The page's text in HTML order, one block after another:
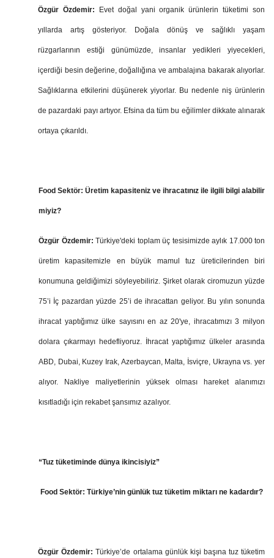
Özgür Özdemir: Evet doğal yani organik ürünlerin tüketimi son
yıllarda artış gösteriyor. Doğala dönüş ve sağlıklı yaşam
rüzgarlarının estiği günümüzde, insanlar yedikleri yiyecekleri,
içerdiği besin değerine, doğallığına ve ambalajına bakarak alıyorlar.
Sağlıklarına etkilerini düşünerek yiyorlar. Bu nedenle niş ürünlerin
de pazardaki payı artıyor. Efsina da tüm bu eğilimler dikkate alınarak
ortaya çıkarıldı.
Food Sektör: Üretim kapasiteniz ve ihracatınız ile ilgili bilgi alabilir
miyiz?
Özgür Özdemir: Türkiye'deki toplam üç tesisimizde aylık 17.000 ton
üretim kapasitemizle en büyük mamul tuz üreticilerinden biri
konumuna geldiğimizi söyleyebiliriz. Şirket olarak ciromuzun yüzde
75’i İç pazardan yüzde 25’i de ihracattan geliyor. Bu yılın sonunda
ihracat yaptığımız ülke sayısını en az 20'ye, ihracatımızı 3 milyon
dolara çıkarmayı hedefliyoruz. İhracat yaptığımız ülkeler arasında
ABD, Dubai, Kuzey Irak, Azerbaycan, Malta, İsviçre, Ukrayna vs. yer
alıyor. Nakliye maliyetlerinin yüksek olması hareket alanımızı
kısıtladığı için rekabet şansımız azalıyor.
“Tuz tüketiminde dünya ikincisiyiz”
Food Sektör: Türkiye’nin günlük tuz tüketim miktarı ne kadardır?
Özgür Özdemir: Türkiye’de ortalama günlük kişi başına tuz tüketim